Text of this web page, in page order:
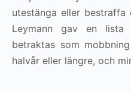
utestänga eller bestraffa
Leymann gav en lista
betraktas som
halvår eller längre, och